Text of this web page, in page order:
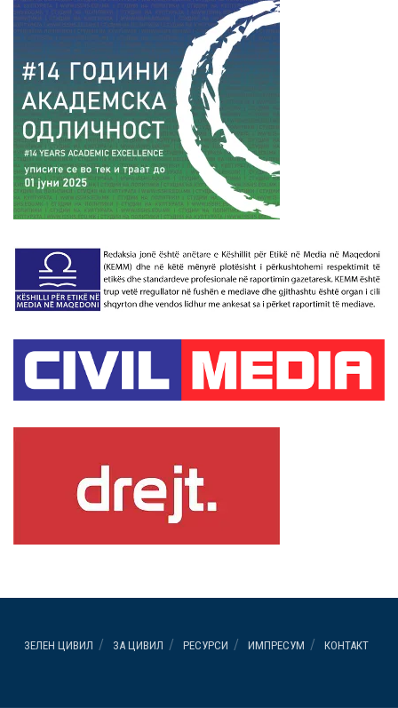
ЗЕЛЕН ЦИВИЛ ЗА ЦИВИЛ РЕСУРСИ ИМПРЕСУМ КОНТАКТ